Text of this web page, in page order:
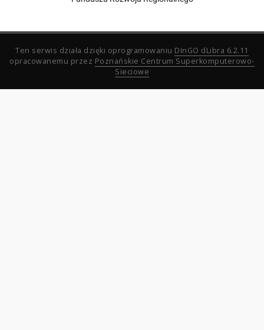
Ten serwis działa dzięki oprogramowaniu DInGO dLibra 6.2.11
opracowanemu przez Poznańskie Centrum Superkomputerowo-
Sieciowe